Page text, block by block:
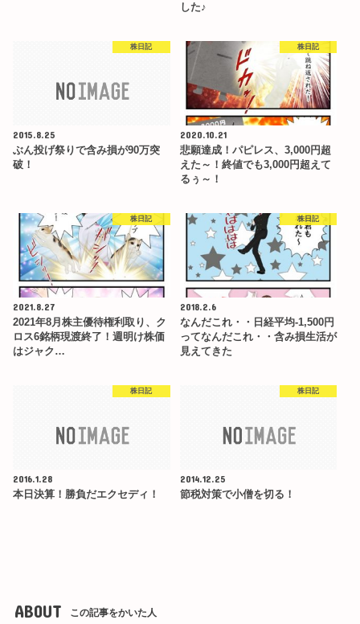
した♪
株日記
2015.8.25
ぶん投げ祭りで含み損が90万突
破！
株日記
2020.10.21
悲願達成！パピレス、3,000円超
えた～！終値でも3,000円超えて
るぅ～！
株日記
2021.8.27
2021年8月株主優待権利取り、ク
ロス6銘柄現渡終了！週明け株価
はジャク…
株日記
2018.2.6
なんだこれ・・日経平均-1,500円
ってなんだこれ・・含み損生活が
見えてきた
株日記
2016.1.28
本日決算！勝負だエクセディ！
株日記
2014.12.25
節税対策で小僧を切る！
ABOUT この記事をかいた人